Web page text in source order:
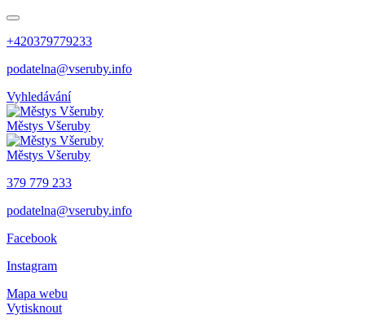
+420379779233
podatelna@vseruby.info
Vyhledávání
Městys Všeruby
Městys Všeruby
379 779 233
podatelna@vseruby.info
Facebook
Instagram
Mapa webu
Vytisknout